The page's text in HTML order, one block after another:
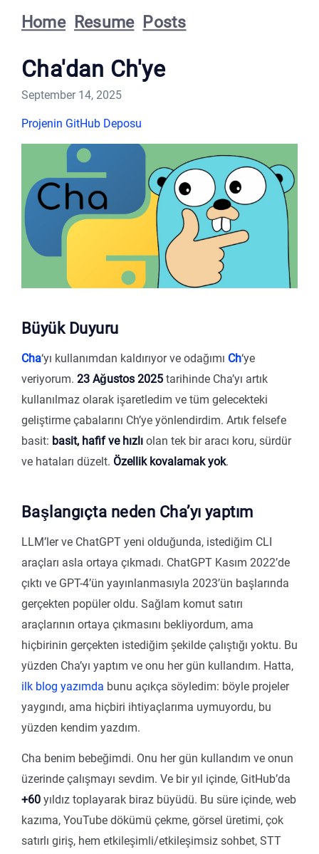
Home Resume Posts
Cha'dan Ch'ye
September 14, 2025
Projenin GitHub Deposu
Büyük Duyuru
Cha‘yı kullanımdan kaldırıyor ve odağımı Ch‘ye
veriyorum. 23 Ağustos 2025 tarihinde Cha’yı artık
kullanılmaz olarak işaretledim ve tüm gelecekteki
geliştirme çabalarını Ch’ye yönlendirdim. Artık felsefe
basit: basit, hafif ve hızlı olan tek bir aracı koru, sürdür
ve hataları düzelt. Özellik kovalamak yok.
Başlangıçta neden Cha’yı yaptım
LLM’ler ve ChatGPT yeni olduğunda, istediğim CLI
araçları asla ortaya çıkmadı. ChatGPT Kasım 2022’de
çıktı ve GPT-4’ün yayınlanmasıyla 2023’ün başlarında
gerçekten popüler oldu. Sağlam komut satırı
araçlarının ortaya çıkmasını bekliyordum, ama
hiçbirinin gerçekten istediğim şekilde çalıştığı yoktu. Bu
yüzden Cha’yı yaptım ve onu her gün kullandım. Hatta,
ilk blog yazımda bunu açıkça söyledim: böyle projeler
yaygındı, ama hiçbiri ihtiyaçlarıma uymuyordu, bu
yüzden kendim yazdım.
Cha benim bebeğimdi. Onu her gün kullandım ve onun
üzerinde çalışmayı sevdim. Ve bir yıl içinde, GitHub’da
+60 yıldız toplayarak biraz büyüdü. Bu süre içinde, web
kazıma, YouTube dökümü çekme, görsel üretimi, çok
satırlı giriş, hem etkileşimli/etkileşimsiz sohbet, STT